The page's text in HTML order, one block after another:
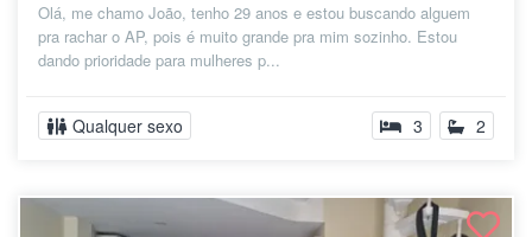
Olá, me chamo João, tenho 29 anos e estou buscando alguem
pra rachar o AP, pois é muito grande pra mim sozinho. Estou
dando prioridade para mulheres p...
Qualquer sexo 3 2